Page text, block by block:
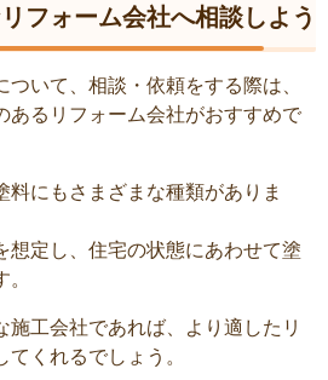
フォーム会社へ相談しよう
いて、相談・依頼をする際は、
あるリフォーム会社がおすすめで
料にもさまざまな種類がありま
想定し、住宅の状態にあわせて塗
施工会社であれば、より適したリ
くれるでしょう。